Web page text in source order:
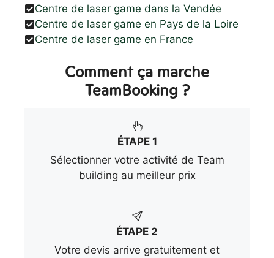
Centre de laser game dans la Vendée
Centre de laser game en Pays de la Loire
Centre de laser game en France
Comment ça marche
TeamBooking ?
ÉTAPE 1
Sélectionner votre activité de Team
building au meilleur prix
ÉTAPE 2
Votre devis arrive gratuitement et